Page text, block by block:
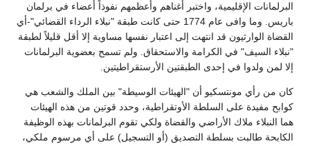
البرلمانات الإقليمية، واختبر أغناهم وأعظمهم نفوذاً أعضاء في برلمان
باريس. وما وافى عام 1774 حتى كانت طبقة "نبلاء الرداء القضائي"-أي
القضاة الوارثيون قد انتهت إلى اعتبار نفسها مساوية إلا أقل قليلاً لطبقة
"نبلاء السيف" في الكرامة والاستحقاق. ولم تسمح بعضوية البرلمانات
إلا لمن ولدوا في إحدى الطبقتين الأرستقراطيتين.
كان من رأي مونتسكيو أن "الهيئات الوسيطة" بين الملك والشعب هي
كوابح مفيدة على السلطة الأوتقراطية، وحدد قوتين من هذه الهيئات
هما النبلاء ملاك الأراضي والقضاة ولكي تقوم البرلمانات بهذه الوظيفة
الكابحة طالبت بسلطة التصديق (أو التسجيل) على أي مرسوم ملكي،